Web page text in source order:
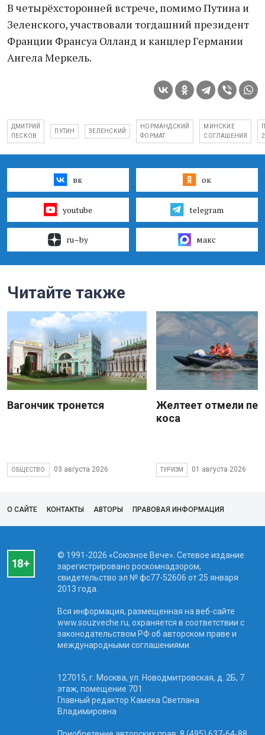
В четырёхсторонней встрече, помимо Путина и
Зеленского, участвовали тогдашний президент
Франции Франсуа Олланд и канцлер Германии
Ангела Меркель.
ДМИТРИЙ
ПЕСКОВ
ПУТИН ЗЕЛЕНСКИЙ
НОРМАНДСКИЙ
ФОРМАТ
МИНСКИЕ
СОГЛАШЕНИЯ
вк ок
youtube telegram
ru–by макс
Читайте также
Вагончик тронется
ОБЩЕСТВО 03 августа 2026
Желтеет отмели
коса
ТУРИЗМ 01 августа 2026
О САЙТЕ КОНТАКТЫ АВТОРЫ ПРАВОВАЯ ИНФОРМАЦИЯ
© 1991-2026 «Союзное Вече». Сетевое издание
зарегистрировано роскомнадзором,
свидетельство эл № фc77-52606 от 25 января
2013 года.
Вся информация, размещенная на веб-сайте
www.souzveche.ru, охраняется в соответствии с
законодательством РФ об авторском праве и
международными соглашениями.
127015, г. Москва, ул. Новодмитровская, д. 2Б, 7
этаж, помещение 701
Главный редактор Камека Светлана
Владимировна